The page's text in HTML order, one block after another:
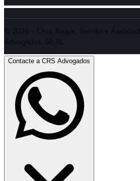
© 2026 – Cruz, Roque, Semião e
Advogados, SP, RL
Contacte a CRS Advogados